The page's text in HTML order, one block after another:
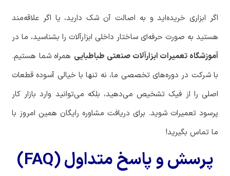
اگر ابزاری خریده‌اید و به اصالت آن شک دارید، یا اگر علاقه‌مند
هستید به صورت حرفه‌ای ساختار داخلی ابزارآلات را بشناسید، ما در
آموزشگاه تعمیرات ابزارآلات صنعتی طباطبایی همراه شما هستیم.
با شرکت در دوره‌های تخصصی ما، نه تنها با خیالی آسوده قطعات
اصلی را از فیک تشخیص می‌دهید، بلکه می‌توانید وارد بازار کار
پرسود تعمیرات شوید. برای دریافت مشاوره رایگان همین امروز با
ما تماس بگیرید!
پرسش و پاسخ متداول (FAQ)